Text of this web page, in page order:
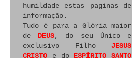
humildade estas paginas de
informação.
Tudo é para a Glória maior
de DEUS, do seu Único e
exclusivo Filho JESUS
CRISTO e do ESPÍRITO SANTO